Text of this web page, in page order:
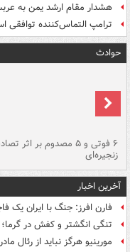
هشدار مقام ارشد یمن به
ترامپ التماس‌کننده توافقی
حوادث
۶ فوتی و ۵ مصدوم بر اثر
زنجیره‌ای
آخرین اخبار
فارن افرز: جنگ با ایران یک
تنگی انگشتر و کفش در
مورینیو هرگز نباید از رئال